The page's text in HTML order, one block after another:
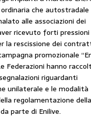
che autostradale
alle associazioni dei
ricevuto forti pressioni
la rescissione dei
promozionale
Federazioni hanno
riguardanti
unilaterale e le modalità
regolamentazione della
parte di Enilive.